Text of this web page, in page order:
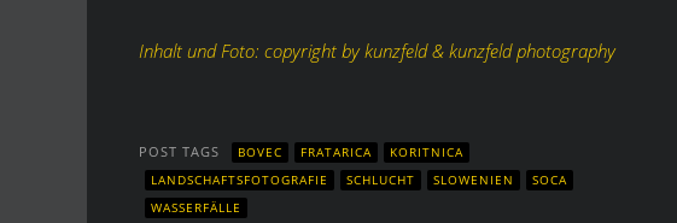
Inhalt und Foto: copyright by kunzfeld & kunzfeld photography
POST TAGS BOVEC FRATARICA
KORITNICA
LANDSCHAFTSFOTOGRAFIE
SCHLUCHT SLOWENIEN
SOCA
WASSERFÄLLE